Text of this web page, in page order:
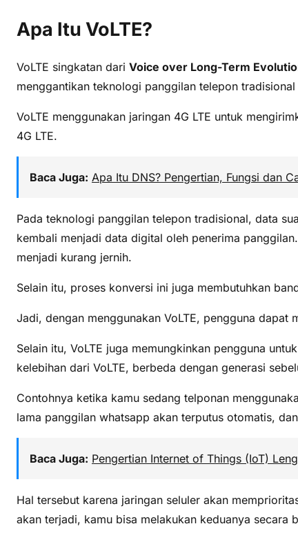
Apa Itu VoLTE?
VoLTE singkatan dari Voice over Long-Term
menggantikan teknologi panggilan telepon
VoLTE menggunakan jaringan 4G LTE untuk
4G LTE.
Baca Juga: Apa Itu DNS? Pengertian, Fungsi dan
Pada teknologi panggilan telepon tradisional, data
kembali menjadi data digital oleh penerima
menjadi kurang jernih.
Selain itu, proses konversi ini juga membutuhkan
Jadi, dengan menggunakan VoLTE, pengguna
Selain itu, VoLTE juga memungkinkan pengguna
kelebihan dari VoLTE, berbeda dengan generasi
Contohnya ketika kamu sedang telponan
lama panggilan whatsapp akan terputus otomatis,
Baca Juga: Pengertian Internet of Things (IoT)
Hal tersebut karena jaringan seluler akan
akan terjadi, kamu bisa melakukan keduanya secara